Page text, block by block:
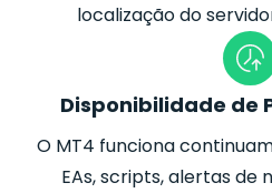
localização do
Disponibilidade de
O MT4 funciona
EAs, scripts, alertas de